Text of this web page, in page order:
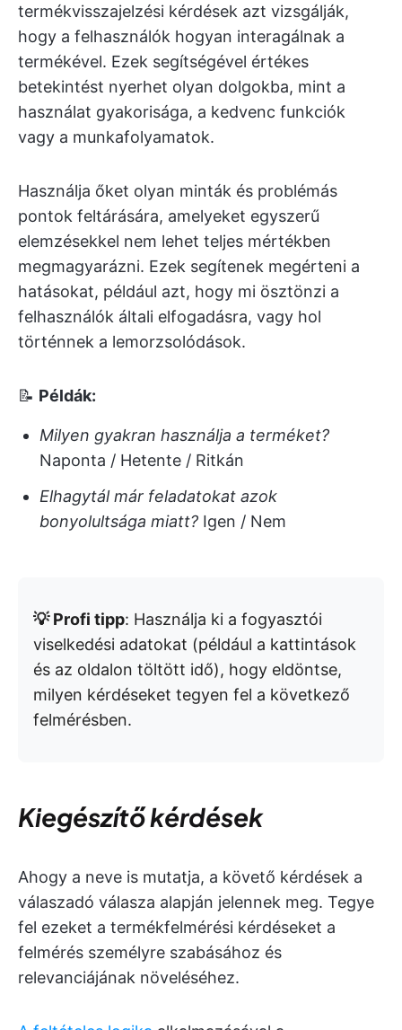
termékvisszajelzési kérdések azt vizsgálják,
hogy a felhasználók hogyan interagálnak a
termékével. Ezek segítségével értékes
betekintést nyerhet olyan dolgokba, mint a
használat gyakorisága, a kedvenc funkciók
vagy a munkafolyamatok.
Használja őket olyan minták és problémás
pontok feltárására, amelyeket egyszerű
elemzésekkel nem lehet teljes mértékben
megmagyarázni. Ezek segítenek megérteni a
hatásokat, például azt, hogy mi ösztönzi a
felhasználók általi elfogadásra, vagy hol
történnek a lemorzsolódások.
📝 Példák:
Milyen gyakran használja a terméket?
Naponta / Hetente / Ritkán
Elhagytál már feladatokat azok
bonyolultsága miatt? Igen / Nem
💡 Profi tipp: Használja ki a fogyasztói
viselkedési adatokat (például a kattintások
és az oldalon töltött idő), hogy eldöntse,
milyen kérdéseket tegyen fel a következő
felmérésben.
Kiegészítő kérdések
Ahogy a neve is mutatja, a követő kérdések a
válaszadó válasza alapján jelennek meg. Tegye
fel ezeket a termékfelmérési kérdéseket a
felmérés személyre szabásához és
relevanciájának növeléséhez.